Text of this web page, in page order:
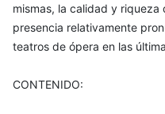
mismas, la calidad y riqueza
presencia relativamente
teatros de ópera en las
CONTENIDO: